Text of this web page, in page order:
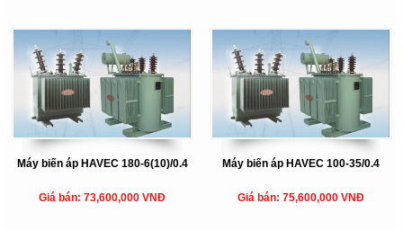
Máy biến áp HAVEC 180-6(10)/0.4
Giá bán: 73,600,000 VNĐ
Máy biến áp HAVEC 100-35/0.4
Giá bán: 75,600,000 VNĐ